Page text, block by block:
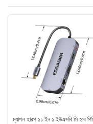
ম্যাপল হারপ ১১ ইন ১ ইউএসবি সি হাব